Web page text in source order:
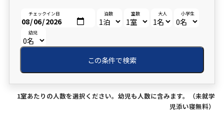
チェックイン日 泊数 室数 大人 小学生
幼児
この条件で検索
1室あたりの人数を選択ください。幼児も人数に含みます。（未就学
児添い寝無料）